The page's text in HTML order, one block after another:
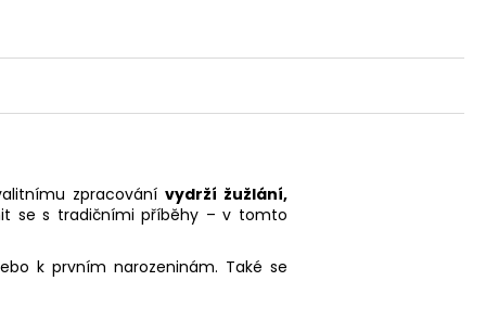
zpracovánívydrží žužlání,
se s tradičními příběhy – v tomto
k prvním narozeninám. Také se